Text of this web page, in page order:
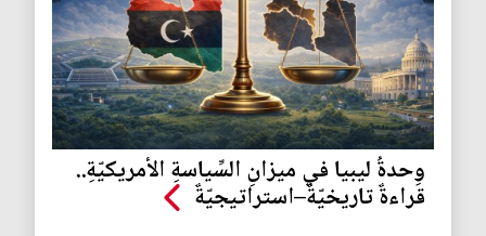
وِحدةُ ليبيا في ميزانِ السِّياسةِ الأمريكيّةِ..
قراءةٌ تاريخيّةٌ–استراتيجيّةٌ